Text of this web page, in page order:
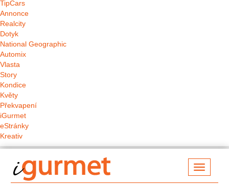
TipCars
Annonce
Realcity
Dotyk
National Geographic
Automix
Vlasta
Story
Kondice
Květy
Překvapení
iGurmet
eStránky
Kreativ